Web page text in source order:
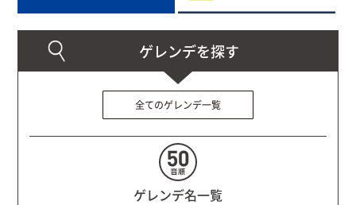
全てのゲレンデ一覧
ゲレンデ名一覧